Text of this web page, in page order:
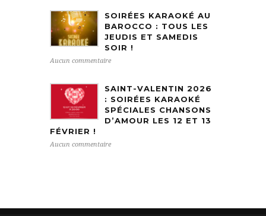
SOIRÉES KARAOKÉ AU
BAROCCO : TOUS LES
JEUDIS ET SAMEDIS
SOIR !
Aucun commentaire
SAINT-VALENTIN 2026
: SOIRÉES KARAOKÉ
SPÉCIALES CHANSONS
D’AMOUR LES 12 ET 13
FÉVRIER !
Aucun commentaire